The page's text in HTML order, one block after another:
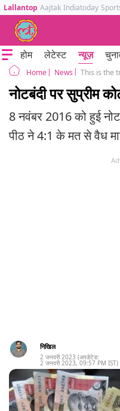
Lallantop Aajtak Indiatoday
होम लेटेस्ट न्यूज़
Home News
नोटबंदी पर सुप्रीम
8 नवंबर 2016 को हुई
पीठ ने 4:1 के मत से वैध
निखिल
2 जनवरी 2023 (अपडेटेड:
2 जनवरी 2023, 09:57 PM IST)